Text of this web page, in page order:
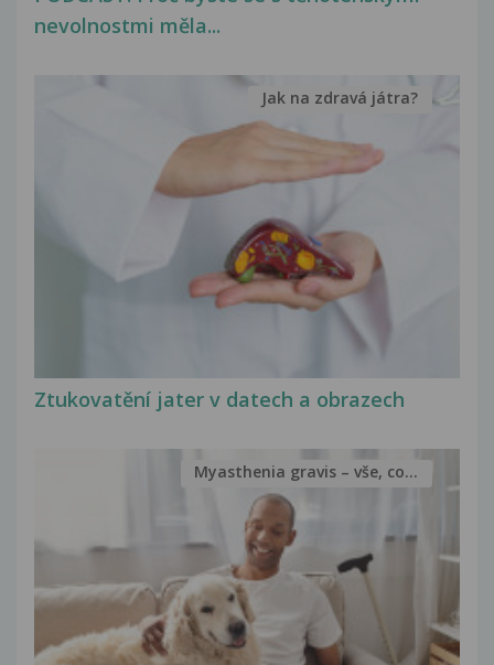
nevolnostmi měla...
Ztukovatění jater v datech a obrazech
Jak na zdravá játra?
Myasthenia gravis – vše, co...